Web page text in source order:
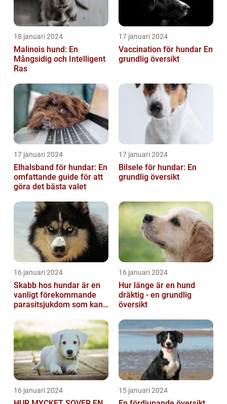
18 januari 2024
Malinois hund: En
Mångsidig och Intelligent
Ras
17 januari 2024
Vaccination för hundar En
grundlig översikt
17 januari 2024
Elhalsband för hundar: En
omfattande guide för att
göra det bästa valet
17 januari 2024
Bilsele för hundar: En
grundlig översikt
16 januari 2024
Skabb hos hundar är en
vanligt förekommande
parasitsjukdom som kan
och smittsa...
16 januari 2024
Hur länge är en hund
dräktig - en grundlig
översikt
16 januari 2024 15 januari 2024